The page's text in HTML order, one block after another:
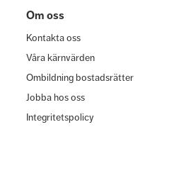
Om oss
Kontakta oss
Våra kärnvärden
Ombildning bostadsrätter
Jobba hos oss
Integritetspolicy